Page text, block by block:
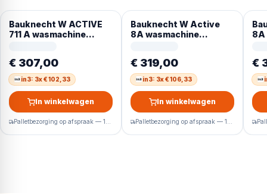
Bauknecht W ACTIVE
711 A wasmachine
€ 307,00
in3: 3x € 102,33
In winkelwagen
Bauknecht W Active
8A wasmachine
€ 319,00
in3: 3x € 106,33
In winkelwagen
8A
€